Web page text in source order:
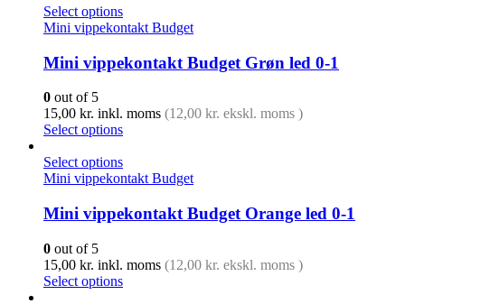
Select options
Mini vippekontakt Budget
Mini vippekontakt Budget Grøn led 0-1
0 out of 5
15,00 kr. inkl. moms (12,00 kr. ekskl. moms )
Select options
Select options
Mini vippekontakt Budget
Mini vippekontakt Budget Orange led 0-1
0 out of 5
15,00 kr. inkl. moms (12,00 kr. ekskl. moms )
Select options